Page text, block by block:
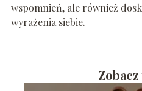
wspomnień, ale również
wyrażenia siebie.